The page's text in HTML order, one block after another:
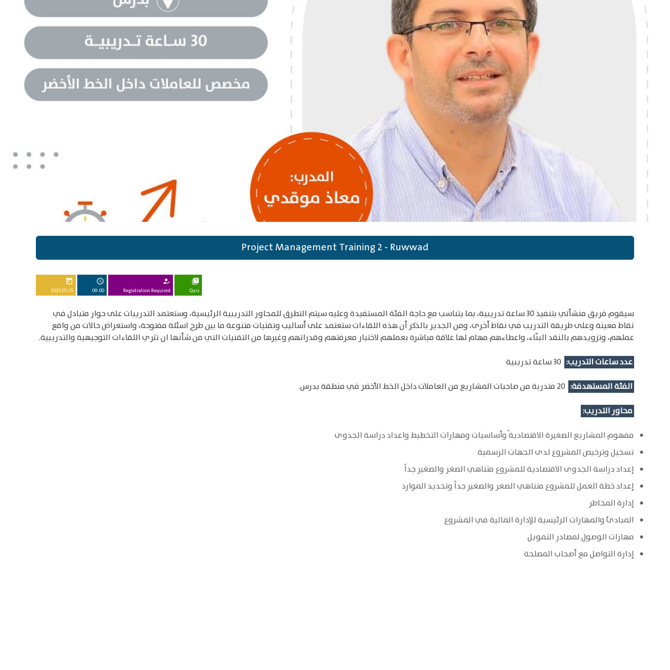
Project Management Training 2 - Ruwwad
today
2025-01-25
schedule
09:00
how_to_reg
Registration Required
quiz
Quiz
سيقوم فريق منشأتي بتنفيذ 30 ساعة تدريبية، بما يتناسب مع حاجة الفئة المستفيدة وعليه سيتم التطرق للمحاور التدريبية الرئيسية، وستعتمد التدريبات على حوار متبادل في
نقاط معينة وعلى طريقة التدريب في نقاط أخرى، ومن الجدير بالذكر أن هذه اللقاءات ستعتمد على أساليب وتقنيات متنوعة ما بين طرح اسئلة مفتوحة، واستعراض حالات من واقع
عملهم، وتزويدهم بالنقد البنّاء، واعطاءهم مهام لها علاقة مباشرة بعملهم لاختبار معرفتهم وقدراتهم وغيرها من التقنيات التي من شأنها ان تثري اللقاءات التوجيهية والتدريبية.
عدد ساعات التدريب:
الفئة المستهدفة:
محاور التدريب:
مفهوم المشاريع الصغيرة الاقتصادية ًوأساسيات ومهارات التخطيط واعداد دراسة الجدوى
تسجيل وترخيص المشروع لدى الجهات الرسمية
إعداد دراسة الجدوى الاقتصادية للمشروع متناهي الصغر والصغير جداً
إعداد خطة العمل للمشروع متناهي الصغر والصغير جداً وتحديد الموارد
إدارة المخاطر
المبادئ والمهارات الرئيسية للإدارة المالية في المشروع
مهارات الوصول لمصادر التمويل
إدارة التواصل مع أصحاب المصلحة